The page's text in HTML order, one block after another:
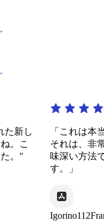
「これは本当に素晴
それは、非常に多様
味深い方法で無限の
Igorino112France